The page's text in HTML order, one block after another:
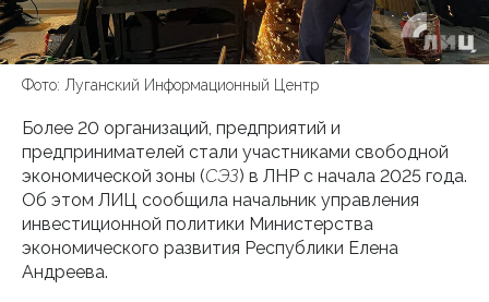
Фото: Луганский Информационный Центр
Более 20 организаций, предприятий и
предпринимателей стали участниками свободной
экономической зоны (СЭЗ) в ЛНР с начала 2025 года.
Об этом ЛИЦ сообщила начальник управления
инвестиционной политики Министерства
экономического развития Республики Елена
Андреева.